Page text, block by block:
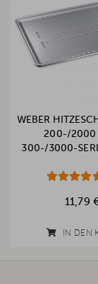
WEBER
200-/2000
300-/3000-
11,79 €
IN DEN